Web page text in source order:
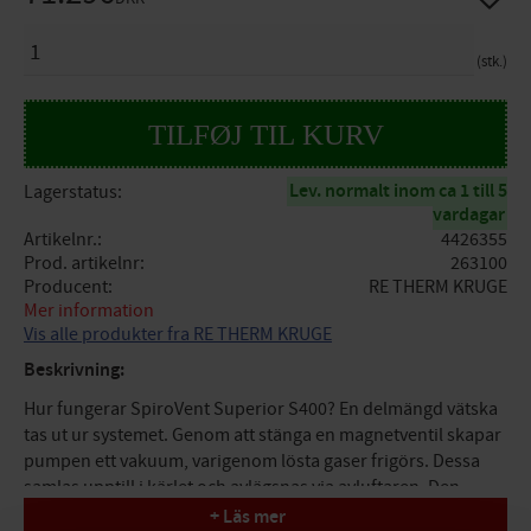
stk.
Lagerstatus
Lev. normalt inom ca 1 till 5
vardagar
Artikelnr.
4426355
Prod. artikelnr
263100
Producent
RE THERM KRUGE
Mer information
Vis alle produkter fra RE THERM KRUGE
Beskrivning:
Hur fungerar SpiroVent Superior S400? En delmängd vätska
tas ut ur systemet. Genom att stänga en magnetventil skapar
pumpen ett vakuum, varigenom lösta gaser frigörs. Dessa
samlas upptill i kärlet och avlägsnas via avluftaren. Den
avgasade vätskan pumpas sedan tillbaka i systemet och kan
+ Läs mer